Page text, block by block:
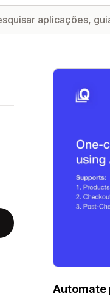
Galeria de
Automate